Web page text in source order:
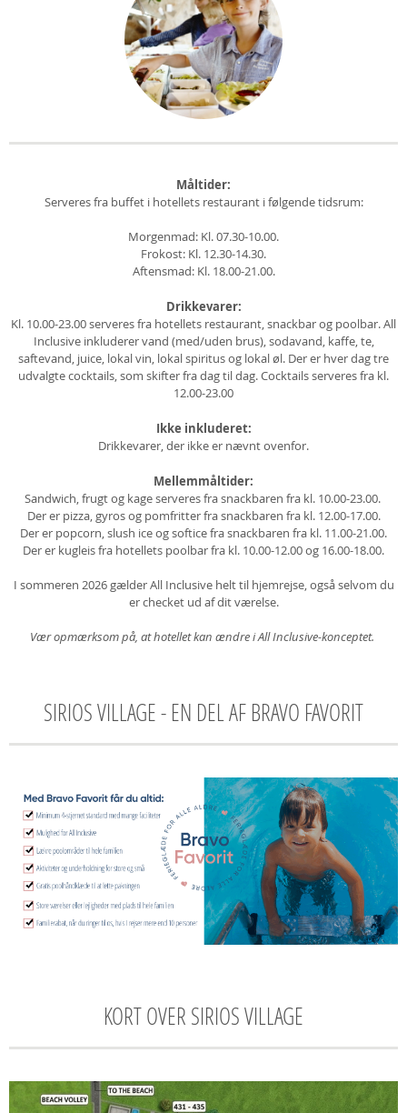
Måltider:
Serveres fra buffet i hotellets restaurant i følgende tidsrum:
Morgenmad: Kl. 07.30-10.00.
Frokost: Kl. 12.30-14.30.
Aftensmad: Kl. 18.00-21.00.
Drikkevarer:
Kl. 10.00-23.00 serveres fra hotellets restaurant, snackbar og poolbar. All
Inclusive inkluderer vand (med/uden brus), sodavand, kaffe, te,
saftevand, juice, lokal vin, lokal spiritus og lokal øl. Der er hver dag tre
udvalgte cocktails, som skifter fra dag til dag. Cocktails serveres fra kl.
12.00-23.00
Ikke inkluderet:
Drikkevarer, der ikke er nævnt ovenfor.
Mellemmåltider:
Sandwich, frugt og kage serveres fra snackbaren fra kl. 10.00-23.00.
Der er pizza, gyros og pomfritter fra snackbaren fra kl. 12.00-17.00.
Der er popcorn, slush ice og softice fra snackbaren fra kl. 11.00-21.00.
Der er kugleis fra hotellets poolbar fra kl. 10.00-12.00 og 16.00-18.00.
I sommeren 2026 gælder All Inclusive helt til hjemrejse, også selvom du
er checket ud af dit værelse.
Vær opmærksom på, at hotellet kan ændre i All Inclusive-konceptet.
SIRIOS VILLAGE - EN DEL AF BRAVO FAVORIT
KORT OVER SIRIOS VILLAGE